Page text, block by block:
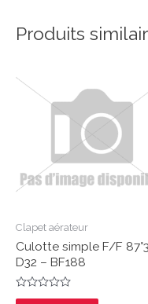
Produits
Clapet aérateur
Culotte simple F/F
D32 – BF188
Note